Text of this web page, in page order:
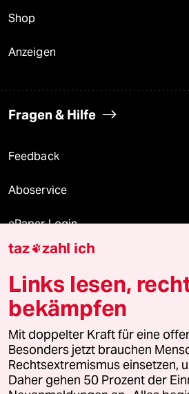
Shop
Anzeigen
Fragen & Hilfe
Feedback
Aboservice
ePaper Login
Downloads für Abonnierende
© 2026 taz Verlags und Vertriebs
Alle Rechte vorbehalten. Bei rechtlichen
wenden Sie sich bitte an
lizenzen@taz.de
Feedback Redaktionsstatut
taz zahl ich
Links lesen,
bekämpfen
Mit doppelter Kraft für eine
Besonders jetzt brauchen
Rechtsextremismus einsetzen,
Daher gehen 50 Prozent der